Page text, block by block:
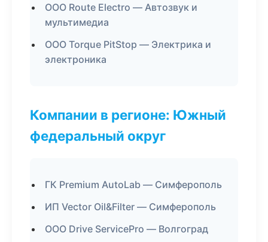
ООО Route Electro — Автозвук и
мультимедиа
ООО Torque PitStop — Электрика и
электроника
Компании в регионе: Южный
федеральный округ
ГК Premium AutoLab — Симферополь
ИП Vector Oil&Filter — Симферополь
ООО Drive ServicePro — Волгоград